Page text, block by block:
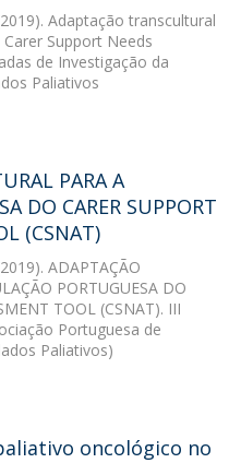
Adaptação transcultural
Support Needs
de Investigação da
Paliativos
PARA A
DO CARER SUPPORT
(CSNAT)
ADAPTAÇÃO
PORTUGUESA DO
TOOL (CSNAT). III
Portuguesa de
Paliativos)
oncológico no